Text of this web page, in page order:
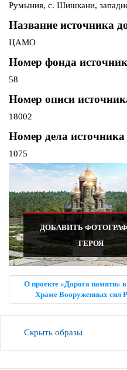
Румыния, с. Шишкани,
Название источника
ЦАМО
Номер фонда
58
Номер описи
18002
Номер дела
1075
ДОБАВИТЬ
ГЕРОЯ
О проекте «Дорога памяти»
Храме Вооруженных сил
Скрыть образы